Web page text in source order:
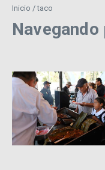
Inicio /taco